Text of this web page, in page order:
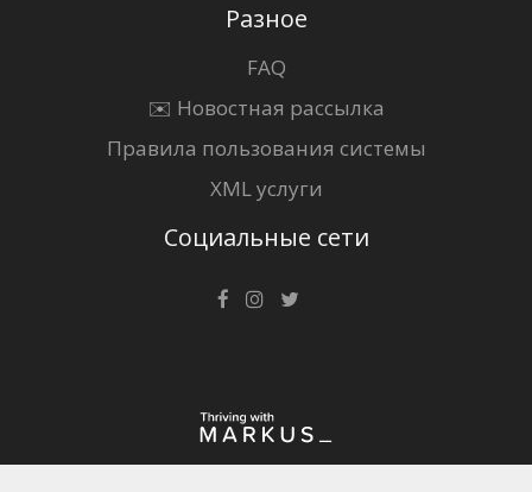
Разное
FAQ
✉️ Новостная рассылка
Правила пользования системы
XML услуги
Социальные сети